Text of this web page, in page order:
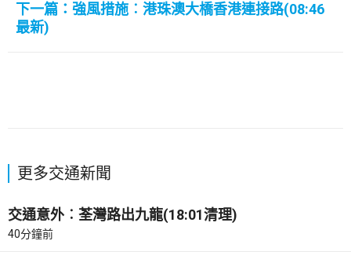
下一篇：強風措施︰港珠澳大橋香港連接路(08:46
最新)
更多交通新聞
交通意外︰荃灣路出九龍(18:01清理)
40分鐘前